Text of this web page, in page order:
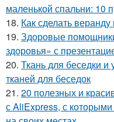
маленькой спальни: 10
18. Как сделать
19. Здоровые
здоровья» с
20. Ткань для беседки
тканей для беседок
21. 20 полезных и
с AliExpress, с